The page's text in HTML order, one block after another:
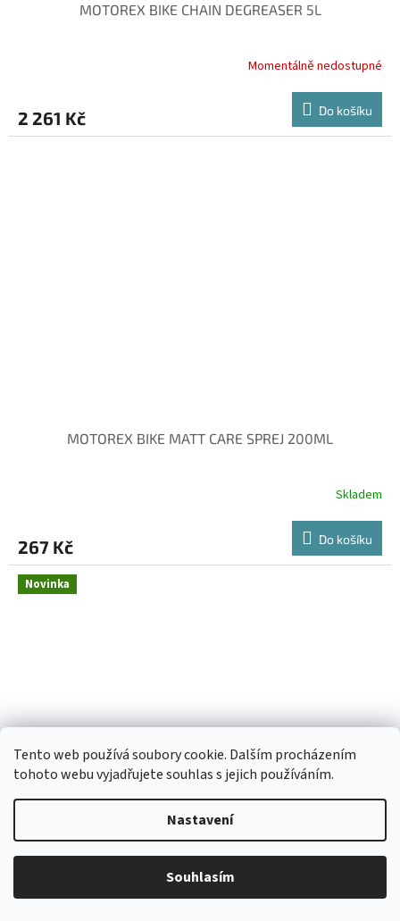
Tento web používá soubory cookie. Dalším procházením
tohoto webu vyjadřujete souhlas s jejich používáním.
Nastavení
Souhlasím
MOTOREX BIKE CHAIN DEGREASER 5L
Momentálně nedostupné
2 261 Kč Do košíku
MOTOREX BIKE MATT CARE SPREJ 200ML
Skladem
267 Kč Do košíku
Novinka
MOTOREX BIKE PROTECT 300ML SPREJ